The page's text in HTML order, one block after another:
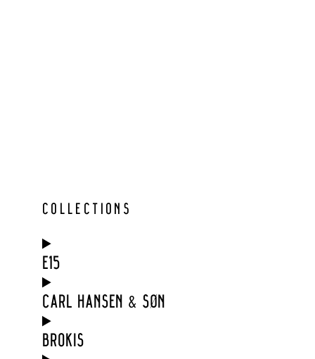
COLLECTIONS
E15
CARL HANSEN & SØN
BROKIS